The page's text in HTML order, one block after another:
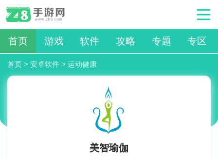
首页 游戏 软件 攻略 专题 专区
首页 > 安卓软件 > 运动健康
美智瑜伽